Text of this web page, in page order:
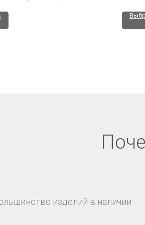
изделий в наличии